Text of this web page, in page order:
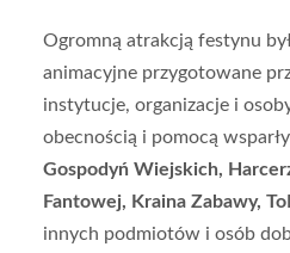
Ogromną atrakcją festynu
animacyjne przygotowane
instytucje, organizacje i
obecnością i pomocą
Gospodyń Wiejskich,
Fantowej, Kraina Zabawy,
innych podmiotów i osób